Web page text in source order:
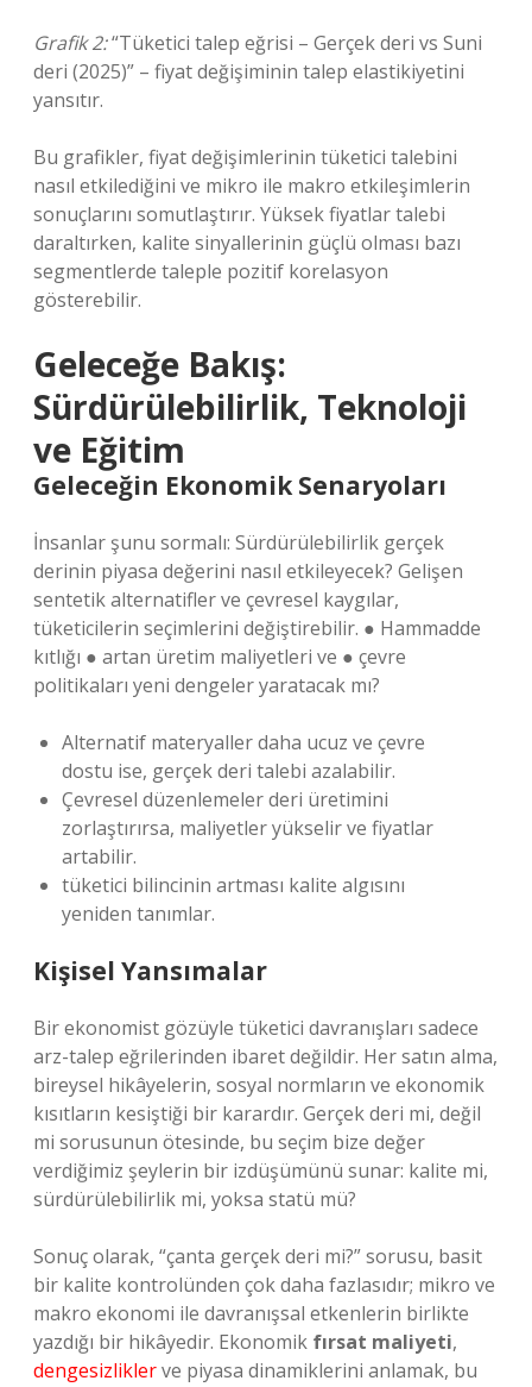
Grafik 2:“Tüketici talep eğrisi – Gerçek deri vs Suni
deri (2025)” – fiyat değişiminin talep elastikiyetini
yansıtır.
Bu grafikler, fiyat değişimlerinin tüketici talebini
nasıl etkilediğini ve mikro ile makro etkileşimlerin
sonuçlarını somutlaştırır. Yüksek fiyatlar talebi
daraltırken, kalite sinyallerinin güçlü olması bazı
segmentlerde taleple pozitif korelasyon
gösterebilir.
Geleceğe Bakış:
Sürdürülebilirlik, Teknoloji
ve Eğitim
Geleceğin Ekonomik Senaryoları
İnsanlar şunu sormalı: Sürdürülebilirlik gerçek
derinin piyasa değerini nasıl etkileyecek? Gelişen
sentetik alternatifler ve çevresel kaygılar,
tüketicilerin seçimlerini değiştirebilir. ● Hammadde
kıtlığı ● artan üretim maliyetleri ve ● çevre
politikaları yeni dengeler yaratacak mı?
Alternatif materyaller daha ucuz ve çevre
dostu ise, gerçek deri talebi azalabilir.
Çevresel düzenlemeler deri üretimini
zorlaştırırsa, maliyetler yükselir ve fiyatlar
artabilir.
tüketici bilincinin artması kalite algısını
yeniden tanımlar.
Kişisel Yansımalar
Bir ekonomist gözüyle tüketici davranışları sadece
arz-talep eğrilerinden ibaret değildir. Her satın alma,
bireysel hikâyelerin, sosyal normların ve ekonomik
kısıtların kesiştiği bir karardır. Gerçek deri mi, değil
mi sorusunun ötesinde, bu seçim bize değer
verdiğimiz şeylerin bir izdüşümünü sunar: kalite mi,
sürdürülebilirlik mi, yoksa statü mü?
Sonuç olarak, “çanta gerçek deri mi?” sorusu, basit
bir kalite kontrolünden çok daha fazlasıdır; mikro ve
makro ekonomi ile davranışsal etkenlerin birlikte
yazdığı bir hikâyedir. Ekonomik fırsat maliyeti,
dengesizliklerve piyasa dinamiklerini anlamak, bu